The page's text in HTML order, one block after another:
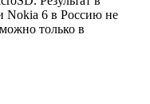
Nokia 6 в Россию не
только в